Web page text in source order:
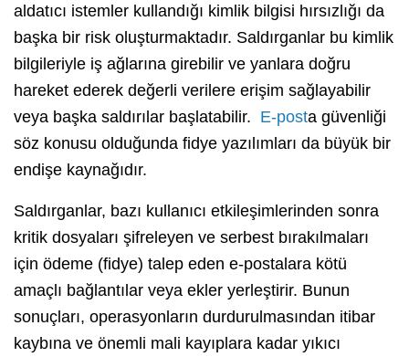
aldatıcı istemler kullandığı kimlik bilgisi hırsızlığı da
başka bir risk oluşturmaktadır. Saldırganlar bu kimlik
bilgileriyle iş ağlarına girebilir ve yanlara doğru
hareket ederek değerli verilere erişim sağlayabilir
veya başka saldırılar başlatabilir. E-posta güvenliği
söz konusu olduğunda fidye yazılımları da büyük bir
endişe kaynağıdır.
Saldırganlar, bazı kullanıcı etkileşimlerinden sonra
kritik dosyaları şifreleyen ve serbest bırakılmaları
için ödeme (fidye) talep eden e-postalara kötü
amaçlı bağlantılar veya ekler yerleştirir. Bunun
sonuçları, operasyonların durdurulmasından itibar
kaybına ve önemli mali kayıplara kadar yıkıcı